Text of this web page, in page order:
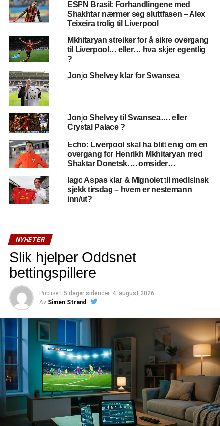
Liverpool are reportedly closing in on a £23m deal to sign
Shakhtar Donetsk attacking midfielder Henrikh
Mkhitaryan.
The 24-year-old has reportedly flown to theUKto finalise
a deal and this image of the Armenian international
signing a Liverpool shirt was tweeted by journalist Artur
ESPN Brasil: Forhandlingene med
Shakhtar nærmer seg sluttfasen – Alex
Teixeira trolig til Liverpool
Mkhitaryan streiker for å sikre overgang
til Liverpool… eller… hva skjer egentlig
?
Jonjo Shelvey klar for Swansea
Jonjo Shelvey til Swansea…. eller
Crystal Palace ?
Echo: Liverpool skal ha blitt enig om en
overgang for Henrikh Mkhitaryan med
Shaktar Donetsk…. omsider…
Iago Aspas klar & Mignolet til medisinsk
sjekk tirsdag – hvem er nestemann
inn/ut?
NYHETER
Slik hjelper Oddsnet
bettingspillere
Publisert 5 dager sidenden 4. august 2026
Av Simen Strand